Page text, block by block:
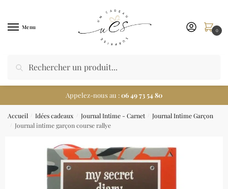
Menu 0
Appelez-nous au :06 49 73 54 80
Accueil Idées cadeaux Journal Intime - Carnet Journal Intime Garçon
Journal intime garçon course rallye